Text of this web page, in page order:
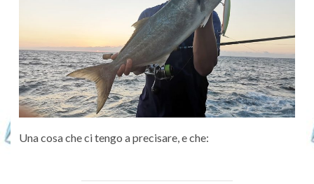
Una cosa che ci tengo a precisare, e che: